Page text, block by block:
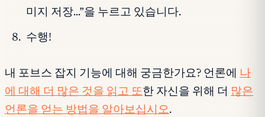
미지 저장…”을 누르고 있습니다.
수행!
내 포브스 잡지 기능에 대해 궁금한가요? 언론에
나
에 대해 더 많은 것을 읽고 또한 자신을 위해 더 많은
언론을 얻는 방법을 알아보십시오.